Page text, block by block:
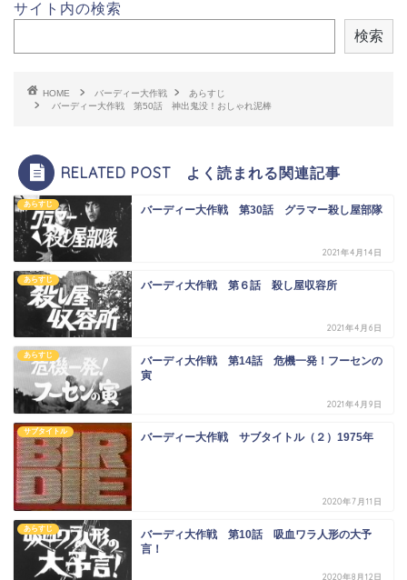
サイト内の検索
検索
HOME バーディー大作戦
あらすじ
バーディー大作戦 第50話 神出鬼没！おしゃれ泥棒
RELATED POST よく読まれる関連記事
あらすじ バーディー大作戦 第30話 グラマー殺し屋部隊
2021年4月14日
あらすじ バーディ大作戦 第６話 殺し屋収容所
2021年4月6日
あらすじ
バーディ大作戦 第14話 危機一発！フーセンの
寅
2021年4月9日
サブタイトル バーディー大作戦 サブタイトル（２）1975年
2020年7月11日
あらすじ
バーディ大作戦 第10話 吸血ワラ人形の大予
言！
2020年8月12日